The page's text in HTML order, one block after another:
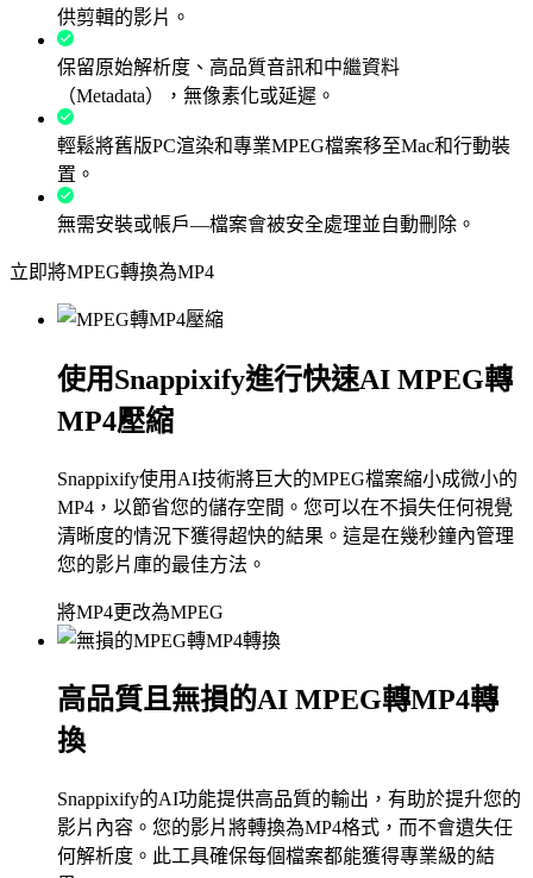
供剪輯的影片。
保留原始解析度、高品質音訊和中繼資料
（Metadata），無像素化或延遲。
輕鬆將舊版PC渲染和專業MPEG檔案移至Mac和行動裝
置。
無需安裝或帳戶—檔案會被安全處理並自動刪除。
立即將MPEG轉換為MP4
使用Snappixify進行快速AI MPEG轉
MP4壓縮
Snappixify使用AI技術將巨大的MPEG檔案縮小成微小的
MP4，以節省您的儲存空間。您可以在不損失任何視覺
清晰度的情況下獲得超快的結果。這是在幾秒鐘內管理
您的影片庫的最佳方法。
將MP4更改為MPEG
高品質且無損的AI MPEG轉MP4轉
換
Snappixify的AI功能提供高品質的輸出，有助於提升您的
影片內容。您的影片將轉換為MP4格式，而不會遺失任
何解析度。此工具確保每個檔案都能獲得專業級的結